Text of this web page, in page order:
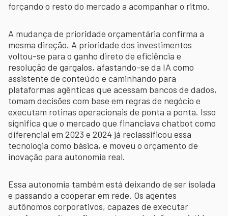
forçando o resto do mercado a acompanhar o ritmo.
A mudança de prioridade orçamentária confirma a
mesma direção. A prioridade dos investimentos
voltou-se para o ganho direto de eficiência e
resolução de gargalos, afastando-se da IA como
assistente de conteúdo e caminhando para
plataformas agênticas que acessam bancos de dados,
tomam decisões com base em regras de negócio e
executam rotinas operacionais de ponta a ponta. Isso
significa que o mercado que financiava chatbot como
diferencial em 2023 e 2024 já reclassificou essa
tecnologia como básica, e moveu o orçamento de
inovação para autonomia real.
Essa autonomia também está deixando de ser isolada
e passando a cooperar em rede. Os agentes
autônomos corporativos, capazes de executar